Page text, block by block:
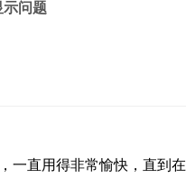
问题
一直用得非常愉快，直到在